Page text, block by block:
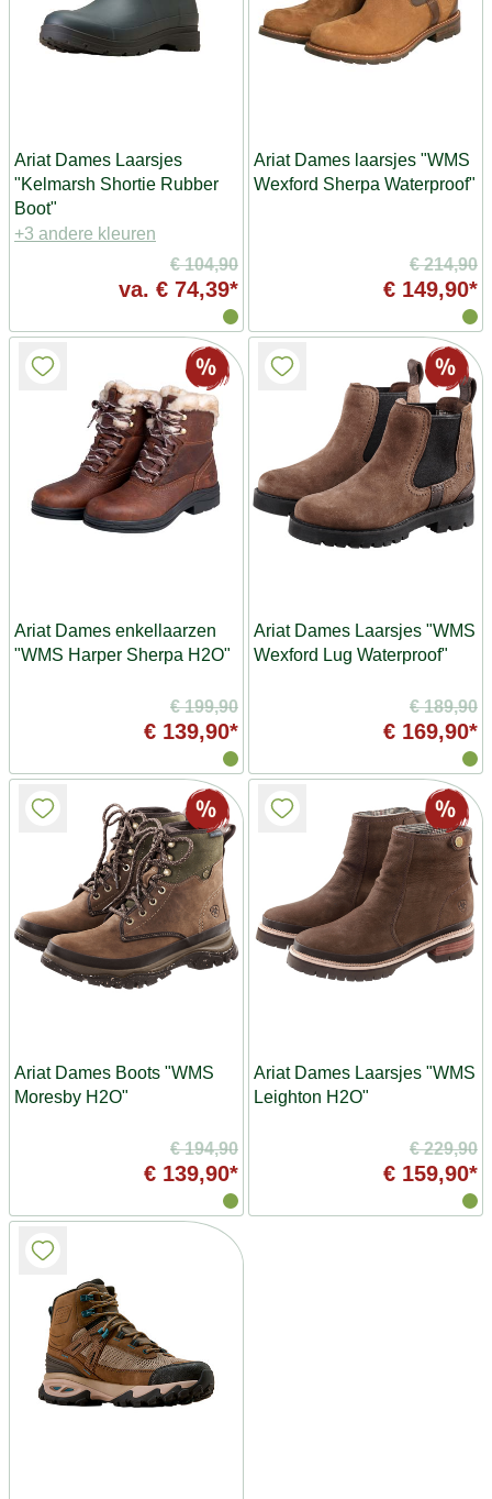
Ariat Dames Laarsjes
"Kelmarsh Shortie Rubber
Boot"
+3 andere kleuren
€ 104,90
va. € 74,39*
Ariat Dames laarsjes "WMS
Wexford Sherpa Waterproof"
€ 214,90
€ 149,90*
Ariat Dames enkellaarzen
"WMS Harper Sherpa H2O"
€ 199,90
€ 139,90*
Ariat Dames Laarsjes "WMS
Wexford Lug Waterproof"
€ 189,90
€ 169,90*
Ariat Dames Boots "WMS
Moresby H2O"
€ 194,90
€ 139,90*
Ariat Dames Laarsjes "WMS
Leighton H2O"
€ 229,90
€ 159,90*